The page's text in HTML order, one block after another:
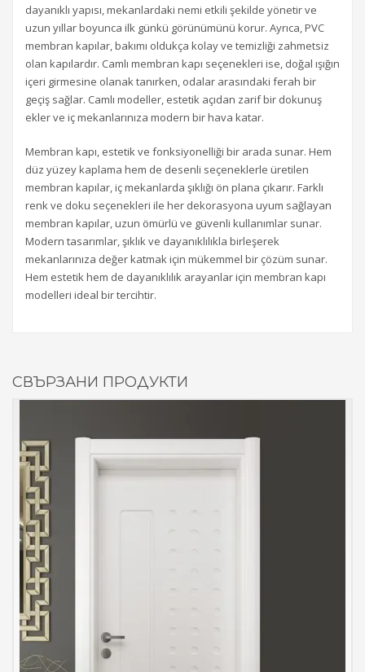
dayanıklı yapısı, mekanlardaki nemi etkili şekilde yönetir ve
uzun yıllar boyunca ilk günkü görünümünü korur. Ayrıca, PVC
membran kapılar, bakımı oldukça kolay ve temizliği zahmetsiz
olan kapılardır. Camlı membran kapı seçenekleri ise, doğal ışığın
içeri girmesine olanak tanırken, odalar arasındaki ferah bir
geçiş sağlar. Camlı modeller, estetik açıdan zarif bir dokunuş
ekler ve iç mekanlarınıza modern bir hava katar.
Membran kapı, estetik ve fonksiyonelliği bir arada sunar. Hem
düz yüzey kaplama hem de desenli seçeneklerle üretilen
membran kapılar, iç mekanlarda şıklığı ön plana çıkarır. Farklı
renk ve doku seçenekleri ile her dekorasyona uyum sağlayan
membran kapılar, uzun ömürlü ve güvenli kullanımlar sunar.
Modern tasarımlar, şıklık ve dayanıklılıkla birleşerek
mekanlarınıza değer katmak için mükemmel bir çözüm sunar.
Hem estetik hem de dayanıklılık arayanlar için membran kapı
modelleri ideal bir tercihtir.
СВЪРЗАНИ ПРОДУКТИ